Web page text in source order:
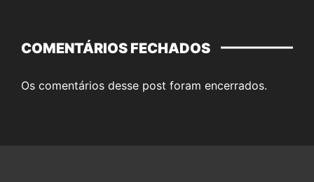
COMENTÁRIOS FECHADOS
Os comentários desse post foram encerrados.